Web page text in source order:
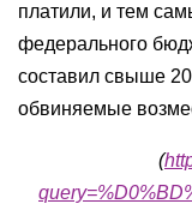
платили, и тем
федерального
составил свыше
обвиняемые
(